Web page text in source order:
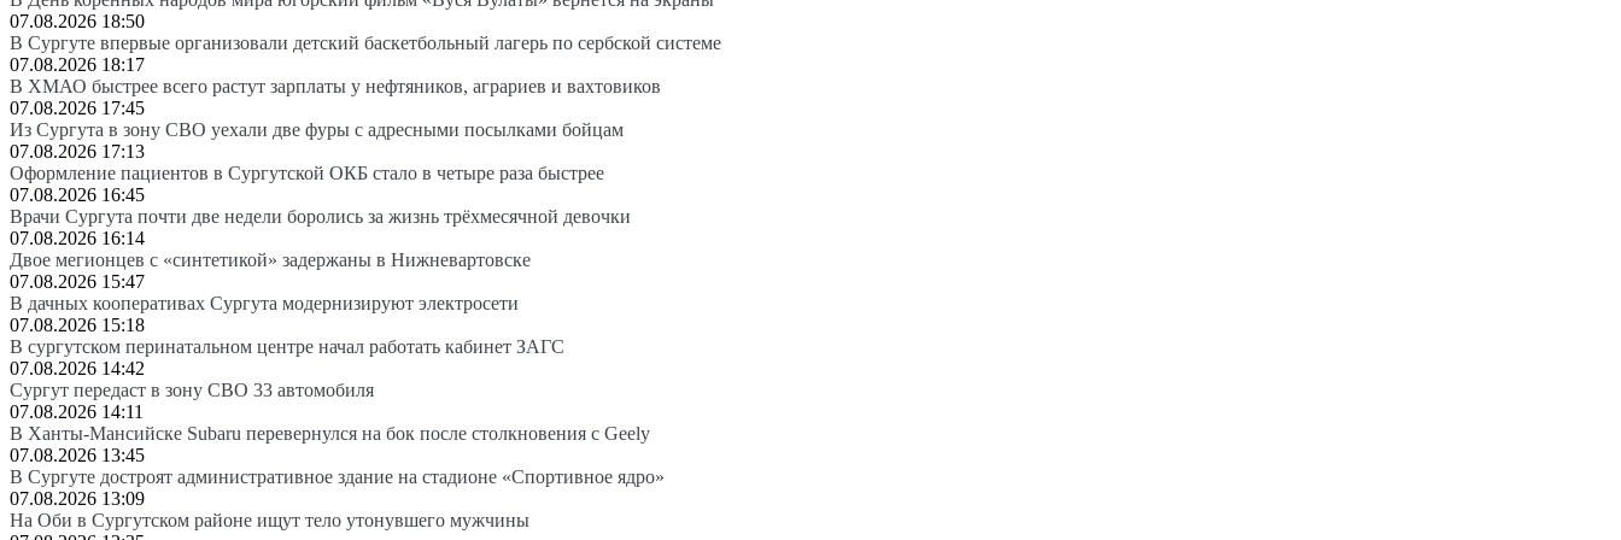
07.08.2026 18:50
В Сургуте впервые организовали детский баскетбольный лагерь по сербской системе
07.08.2026 18:17
В ХМАО быстрее всего растут зарплаты у нефтяников, аграриев и вахтовиков
07.08.2026 17:45
Из Сургута в зону СВО уехали две фуры с адресными посылками бойцам
07.08.2026 17:13
Оформление пациентов в Сургутской ОКБ стало в четыре раза быстрее
07.08.2026 16:45
Врачи Сургута почти две недели боролись за жизнь трёхмесячной девочки
07.08.2026 16:14
Двое мегионцев с «синтетикой» задержаны в Нижневартовске
07.08.2026 15:47
В дачных кооперативах Сургута модернизируют электросети
07.08.2026 15:18
В сургутском перинатальном центре начал работать кабинет ЗАГС
07.08.2026 14:42
Сургут передаст в зону СВО 33 автомобиля
07.08.2026 14:11
В Ханты-Мансийске Subaru перевернулся на бок после столкновения с Geely
07.08.2026 13:45
В Сургуте достроят административное здание на стадионе «Спортивное ядро»
07.08.2026 13:09
На Оби в Сургутском районе ищут тело утонувшего мужчины